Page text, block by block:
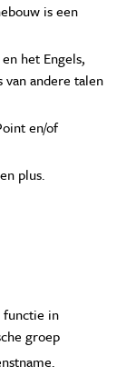
is een
het Engels,
andere talen
en/of
plus.
functie in
groep